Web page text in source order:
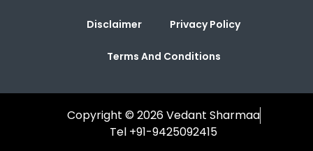
Disclaimer Privacy Policy
Terms And Conditions
Copyright © 2026 Vedant Sharmaa
Tel +91-9425092415